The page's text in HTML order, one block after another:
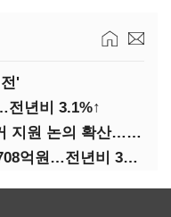
'
전년비 3.1%↑
AI 해킹 고도화 속 화이트해커 지원 논의 확산…'버그바운티' 재조명
현대오토에버 3분기 영업익 708억원…전년비 34.8%↑